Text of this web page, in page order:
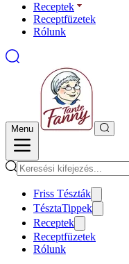
Receptek
Receptfüzetek
Rólunk
Menu
Friss Tészták
TésztaTippek
Receptek
Receptfüzetek
Rólunk